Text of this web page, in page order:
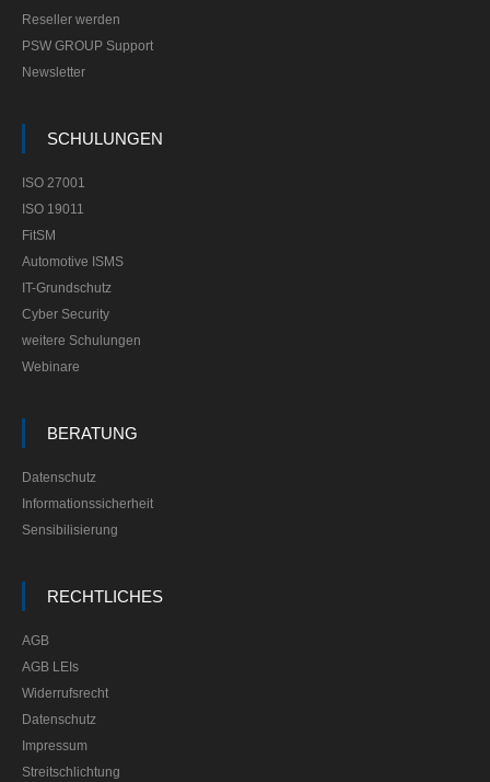
Reseller werden
PSW GROUP Support
Newsletter
SCHULUNGEN
ISO 27001
ISO 19011
FitSM
Automotive ISMS
IT-Grundschutz
Cyber Security
weitere Schulungen
Webinare
BERATUNG
Datenschutz
Informationssicherheit
Sensibilisierung
RECHTLICHES
AGB
AGB LEIs
Widerrufsrecht
Datenschutz
Impressum
Streitschlichtung